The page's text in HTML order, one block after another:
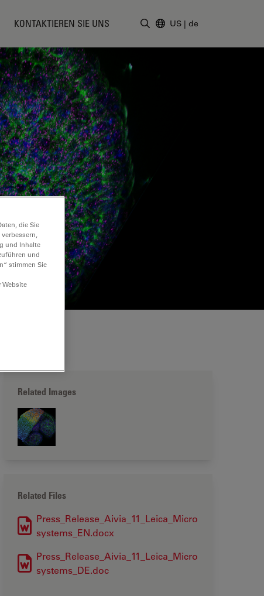
KONTAKTIEREN SIE UNS US | de
Related Images
Related Files
Press_Release_Aivia_11_Leica_Micro
systems_EN.docx
Press_Release_Aivia_11_Leica_Micro
systems_DE.doc
die Sie
und Inhalte
und
stimmen Sie
Website